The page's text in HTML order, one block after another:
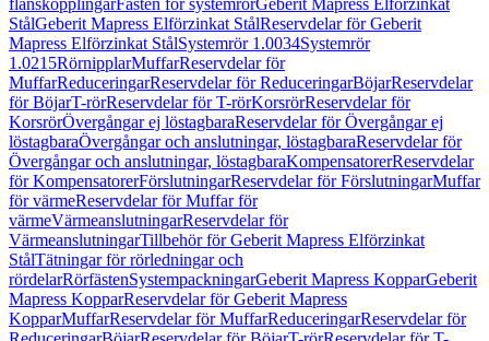
flänskopplingarFästen för systemrörGeberit Mapress Elförzinkat
StålGeberit Mapress Elförzinkat StålReservdelar för Geberit
Mapress Elförzinkat StålSystemrör 1.0034Systemrör
1.0215RörnipplarMuffarReservdelar för
MuffarReduceringarReservdelar för ReduceringarBöjarReservdelar
för BöjarT-rörReservdelar för T-rörKorsrörReservdelar för
KorsrörÖvergångar ej löstagbaraReservdelar för Övergångar ej
löstagbaraÖvergångar och anslutningar, löstagbaraReservdelar för
Övergångar och anslutningar, löstagbaraKompensatorerReservdelar
för KompensatorerFörslutningarReservdelar för FörslutningarMuffar
för värmeReservdelar för Muffar för
värmeVärmeanslutningarReservdelar för
VärmeanslutningarTillbehör för Geberit Mapress Elförzinkat
StålTätningar för rörledningar och
rördelarRörfästenSystempackningarGeberit Mapress KopparGeberit
Mapress KopparReservdelar för Geberit Mapress
KopparMuffarReservdelar för MuffarReduceringarReservdelar för